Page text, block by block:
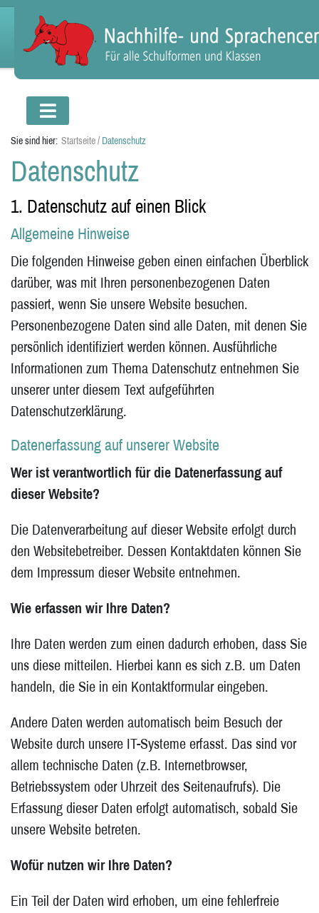
Sie sind hier: Startseite / Datenschutz
Datenschutz
1. Datenschutz auf einen Blick
Allgemeine Hinweise
Die folgenden Hinweise geben einen einfachen Überblick
darüber, was mit Ihren personenbezogenen Daten
passiert, wenn Sie unsere Website besuchen.
Personenbezogene Daten sind alle Daten, mit denen Sie
persönlich identifiziert werden können. Ausführliche
Informationen zum Thema Datenschutz entnehmen Sie
unserer unter diesem Text aufgeführten
Datenschutzerklärung.
Datenerfassung auf unserer Website
Wer ist verantwortlich für die Datenerfassung auf
dieser Website?
Die Datenverarbeitung auf dieser Website erfolgt durch
den Websitebetreiber. Dessen Kontaktdaten können Sie
dem Impressum dieser Website entnehmen.
Wie erfassen wir Ihre Daten?
Ihre Daten werden zum einen dadurch erhoben, dass Sie
uns diese mitteilen. Hierbei kann es sich z.B. um Daten
handeln, die Sie in ein Kontaktformular eingeben.
Andere Daten werden automatisch beim Besuch der
Website durch unsere IT-Systeme erfasst. Das sind vor
allem technische Daten (z.B. Internetbrowser,
Betriebssystem oder Uhrzeit des Seitenaufrufs). Die
Erfassung dieser Daten erfolgt automatisch, sobald Sie
unsere Website betreten.
Wofür nutzen wir Ihre Daten?
Ein Teil der Daten wird erhoben, um eine fehlerfreie